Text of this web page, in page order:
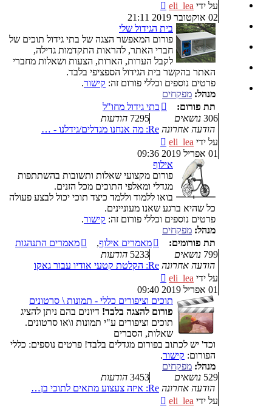
על ידי eli_lea
בהודעה
האחרונה
02 אוקטובר 2019 21:11
בית הגידול שלי
פורום המאפשר הצגה של בתי גידול תוכים של
חברי האתר, להראות התקדמות גדילה,
לקבל הערות, הארות, הצעות ושאלות מחברי
האתר בהקשר בית הגידול הספציפי בלבד.
פרטים נוספים וכללי פורום זה: קישור.
מנהל: מפקחים
תת פורום:
בתי גידול מחו"ל
306 נושאים 7295 הודעות
הודעה אחרונה Re: מה אנחנו מגדלים/גידלנו - …
על ידי eli_lea
בהודעה
האחרונה
01 אפריל 2019 09:36
אילוף
פורום מקצועי שאלות ותשובות בהשתתפות
מגדלי ומאלפי התוכים מכל הזנים.
בואו ללמוד וללמד כיצד תוכי יכול לבצע פעולה
כל שהיא ברגע שאנו מעוניינים.
פרטים נוספים וכללי פורום זה: קישור.
מנהל: מפקחים
תת פורומים:
מאמרים אילוף,
מאמרים התנהגות
799 נושאים 5233 הודעות
הודעה אחרונה Re: הקלטת קטעי אודיו עבור גאקו
על ידי eli_lea
בהודעה
האחרונה
01 אפריל 2019 09:40
תוכים וציפורים כללי - תמונות \ סרטונים
פורום להצגה בלבד! דיונים בהם ניתן להציג
תוכים וציפורים ע"י תמונות ו\או סרטונים.
שאלות, הסברים
וכד' יש לכתוב בפורום מגדלים בלבד! פרטים נוספים: כללי
הפורום: קישור.
מנהל: מפקחים
529 נושאים 3453 הודעות
הודעה אחרונה Re: איזה צעצוע מתאים לתוכי בן…
על ידי eli_lea